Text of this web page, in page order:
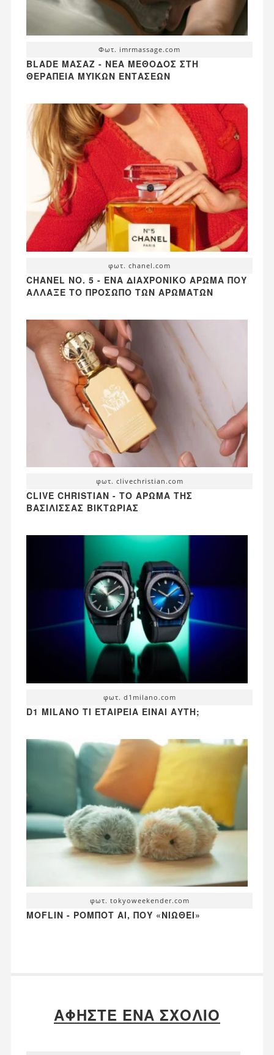
Φωτ. imrmassage.com
BLADE ΜΑΣΆΖ - ΝΈΑ ΜΈΘΟΔΟΣ ΣΤΗ
ΘΕΡΑΠΕΊΑ ΜΥΪΚΏΝ ΕΝΤΆΣΕΩΝ
φωτ. chanel.com
CHANEL NO. 5 - ΈΝΑ ΔΙΑΧΡΟΝΙΚΌ ΆΡΩΜΑ ΠΟΥ
ΆΛΛΑΞΕ ΤΟ ΠΡΌΣΩΠΟ ΤΩΝ ΑΡΩΜΆΤΩΝ
φωτ. clivechristian.com
CLIVE CHRISTIAN - ΤΟ ΆΡΩΜΑ ΤΗΣ
ΒΑΣΊΛΙΣΣΑΣ ΒΙΚΤΏΡΙΑΣ
φωτ. d1milano.com
D1 MILANO ΤΙ ΕΤΑΙΡΕΊΑ ΕΊΝΑΙ ΑΥΤΉ;
φωτ. tokyoweekender.com
MOFLIN - ΡΟΜΠΌΤ AI, ΠΟΥ «ΝΙΏΘΕΙ»
ΑΦΉΣΤΕ ΈΝΑ ΣΧΌΛΙΟ